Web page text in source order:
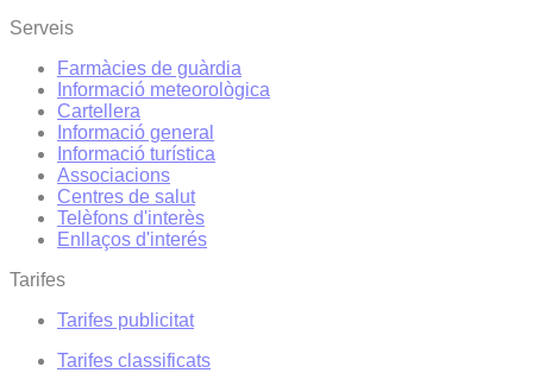
Serveis
Farmàcies de guàrdia
Informació meteorològica
Cartellera
Informació general
Informació turística
Associacions
Centres de salut
Telèfons d'interès
Enllaços d'interés
Tarifes
Tarifes publicitat
Tarifes classificats